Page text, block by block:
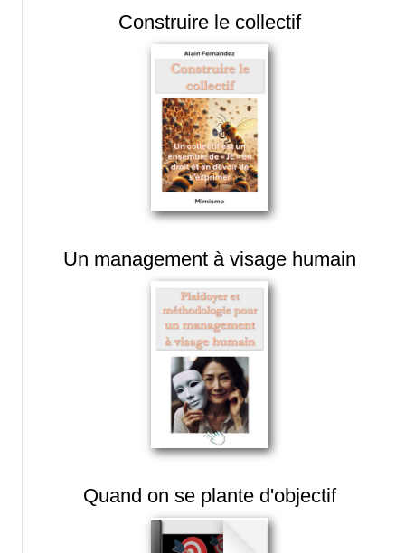
Construire le collectif
Un management à visage humain
Quand on se plante d'objectif